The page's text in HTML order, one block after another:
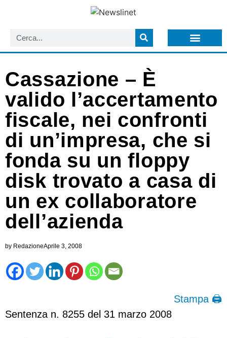
Cassazione – È
valido l’accertamento
fiscale, nei confronti
di un’impresa, che si
fonda su un floppy
disk trovato a casa di
un ex collaboratore
dell’azienda
by RedazioneAprile 3, 2008
Stampa 🖨
Sentenza n. 8255 del 31 marzo 2008